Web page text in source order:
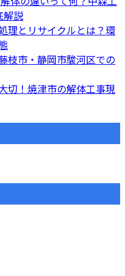
解説
理とリサイクルとは？環
枝市・静岡市駿河区での
切！焼津市の解体工事現